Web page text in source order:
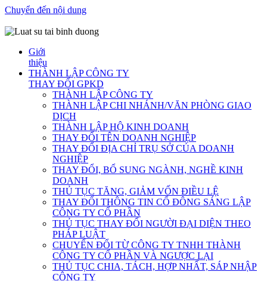
Chuyển đến nội dung
Giới
thiệu
THÀNH LẬP CÔNG TY
THAY ĐỔI GPKD
THÀNH LẬP CÔNG TY
THÀNH LẬP CHI NHÁNH/VĂN PHÒNG GIAO
DỊCH
THÀNH LẬP HỘ KINH DOANH
THAY ĐỔI TÊN DOANH NGHIỆP
THAY ĐỔI ĐỊA CHỈ TRỤ SỞ CỦA DOANH
NGHIỆP
THAY ĐỔI, BỔ SUNG NGÀNH, NGHỀ KINH
DOANH
THỦ TỤC TĂNG, GIẢM VỐN ĐIỀU LỆ
THAY ĐỔI THÔNG TIN CỔ ĐÔNG SÁNG LẬP
CÔNG TY CỔ PHẦN
THỦ TỤC THAY ĐỔI NGƯỜI ĐẠI DIỆN THEO
PHÁP LUẬT
CHUYỂN ĐỔI TỪ CÔNG TY TNHH THÀNH
CÔNG TY CỔ PHẦN VÀ NGƯỢC LẠI
THỦ TỤC CHIA, TÁCH, HỢP NHẤT, SÁP NHẬP
CÔNG TY